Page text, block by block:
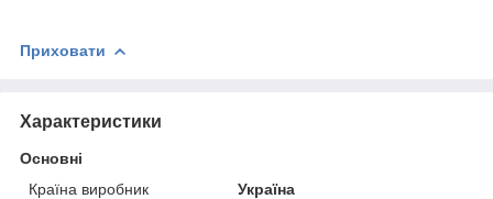
Приховати
Характеристики
Основні
Країна виробник
Україна